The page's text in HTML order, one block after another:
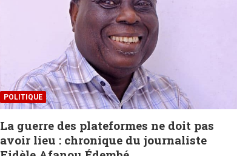
POLITIQUE
La guerre des plateformes ne doit pas
avoir lieu : chronique du journaliste